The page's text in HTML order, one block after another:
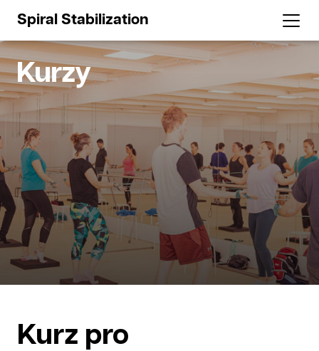
Spiral Stabilization
Kurzy
Kurz pro